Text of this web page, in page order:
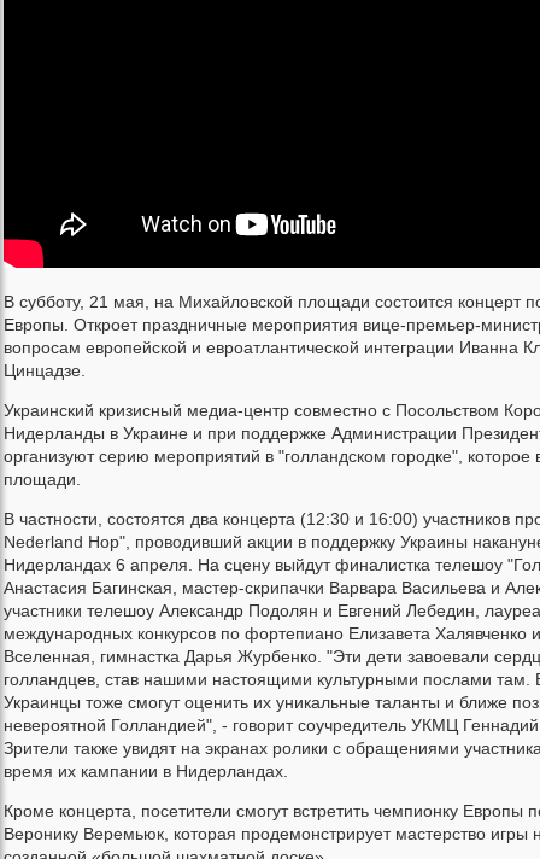
В субботу, 21 мая, на Михайловской площади состоится концерт
Европы. Откроет праздничные мероприятия вице-премьер-
вопросам европейской и евроатлантической интеграции Иванна
Цинцадзе.
Украинский кризисный медиа-центр совместно с Посольством
Нидерланды в Украине и при поддержке Администрации
организуют серию мероприятий в "голландском городке", которое
площади.
В частности, состоятся два концерта (12:30 и 16:00) участников
Nederland Hop", проводивший акции в поддержку Украины
Нидерландах 6 апреля. На сцену выйдут финалистка телешоу
Анастасия Багинская, мастер-скрипачки Варвара Васильева и
участники телешоу Александр Подолян и Евгений Лебедин,
международных конкурсов по фортепиано Елизавета Халявченко
Вселенная, гимнастка Дарья Журбенко. "Эти дети завоевали
голландцев, став нашими настоящими культурными послами там.
Украинцы тоже смогут оценить их уникальные таланты и ближе
невероятной Голландией", - говорит соучредитель УКМЦ
Зрители также увидят на экранах ролики с обращениями
время их кампании в Нидерландах.
Кроме концерта, посетители смогут встретить чемпионку Европы
Веронику Веремьюк, которая продемонстрирует мастерство игры